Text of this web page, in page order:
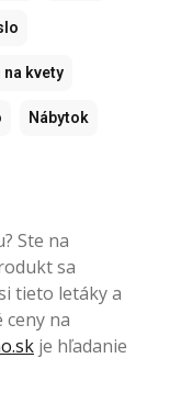
na kvety
Nábytok
Ste na
sa
tieto letáky a
ceny na
je hľadanie